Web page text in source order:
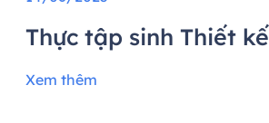
Thực tập sinh Thiết kế
Xem thêm